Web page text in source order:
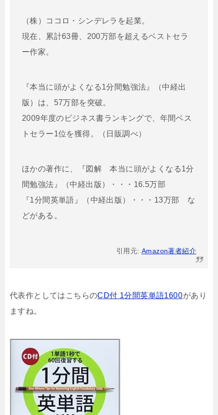
（株）ココロ・シンデレラを起業。
現在、累計63冊、200万部を超えるベストセラ
ー作家。
『本当に頭がよくなる1分間勉強法』（中経出
版）は、57万部を突破。
2009年度のビジネス書ランキングで、年間ベス
トセラー1位を獲得。（日販調べ）
ほかの著作に、『図解 本当に頭がよくなる1分
間勉強法』（中経出版）・・・16.5万部
『1分間英単語』（中経出版）・・・13万部 な
どがある。
引用元: Amazon著者紹介
代表作としてはこちらのCD付 1分間英単語1600があり
ますね。